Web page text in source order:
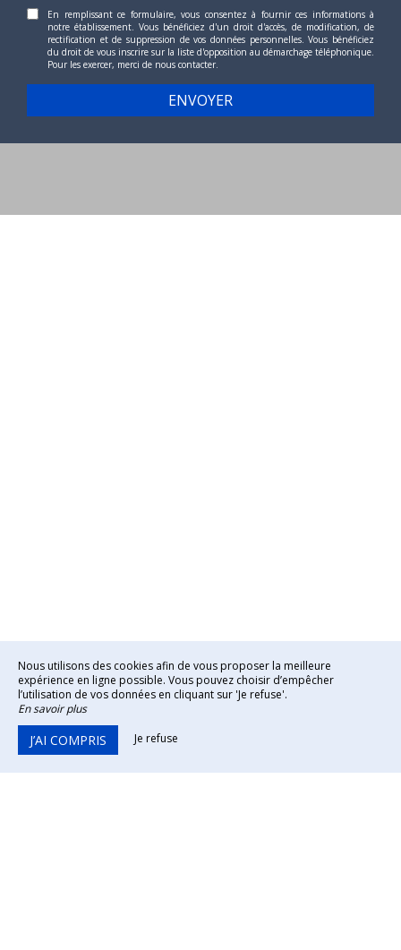
En remplissant ce formulaire, vous consentez à fournir ces informations à
notre établissement. Vous bénéficiez d'un droit d'accès, de modification, de
rectification et de suppression de vos données personnelles. Vous bénéficiez
du droit de vous inscrire sur la liste d'opposition au démarchage téléphonique.
Pour les exercer, merci de nous contacter.
ENVOYER
Nous utilisons des cookies afin de vous proposer la meilleure
expérience en ligne possible. Vous pouvez choisir d’empêcher
l’utilisation de vos données en cliquant sur 'Je refuse'.
En savoir plus
J’AI COMPRIS Je refuse